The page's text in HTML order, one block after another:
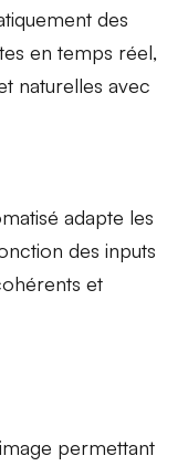
des
en temps réel,
naturelles avec
adapte les
des inputs
et
permettant